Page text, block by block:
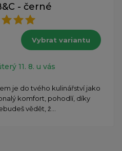
- černé
Vybrat variantu
11. 8. u vás
je do tvého kulinářství jako
komfort, pohodlí, díky
vědět, ž...